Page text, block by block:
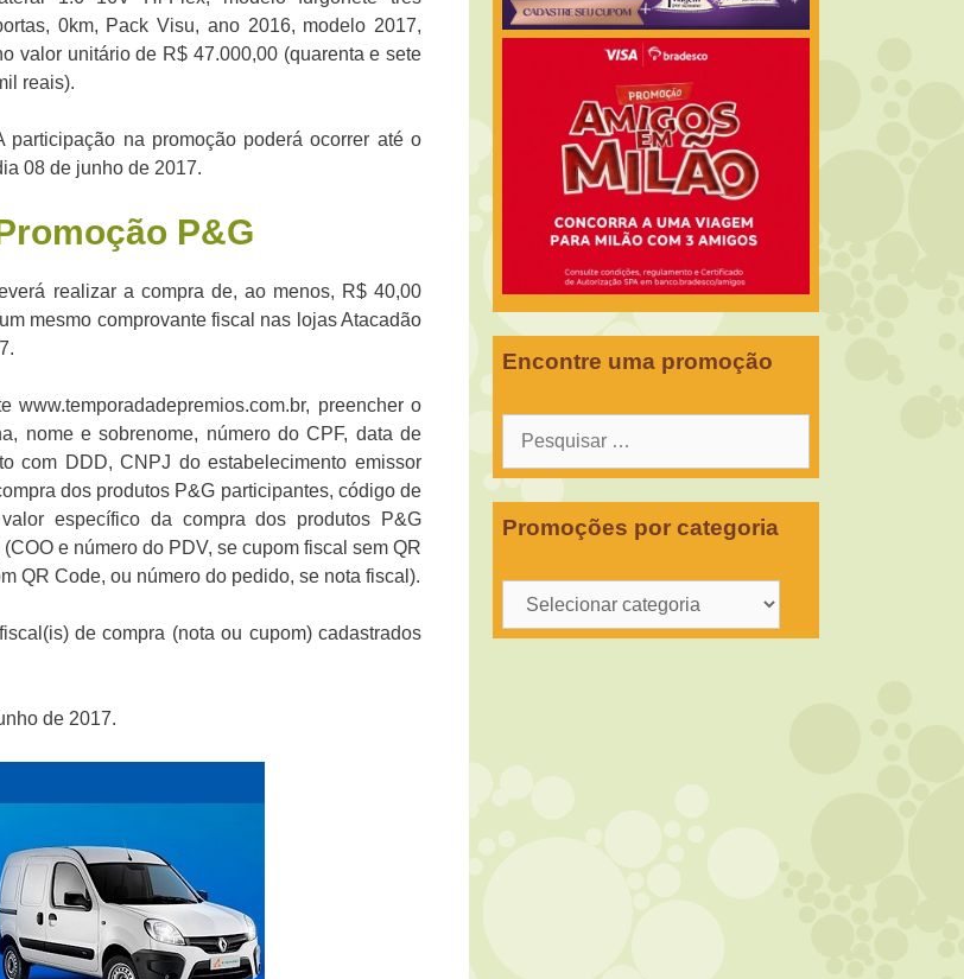
0km, Pack Visu, ano 2016, modelo 2017,
valor unitário de R$ 47.000,00 (quarenta e sete
reais).
participação na promoção poderá ocorrer até o
08 de junho de 2017.
P&G
realizar a compra de, ao menos, R$ 40,00
mesmo comprovante fiscal nas lojas Atacadão
preencher o
nome e sobrenome, número do CPF, data de
com DDD, CNPJ do estabelecimento emissor
dos produtos P&G participantes, código de
específico da compra dos produtos P&G
e número do PDV, se cupom fiscal sem QR
QR Code, ou número do pedido, se nota fiscal).
de compra (nota ou cupom) cadastrados
de 2017.
Encontre uma promoção
Pesquisar
Promoções por categoria
Promoções
por